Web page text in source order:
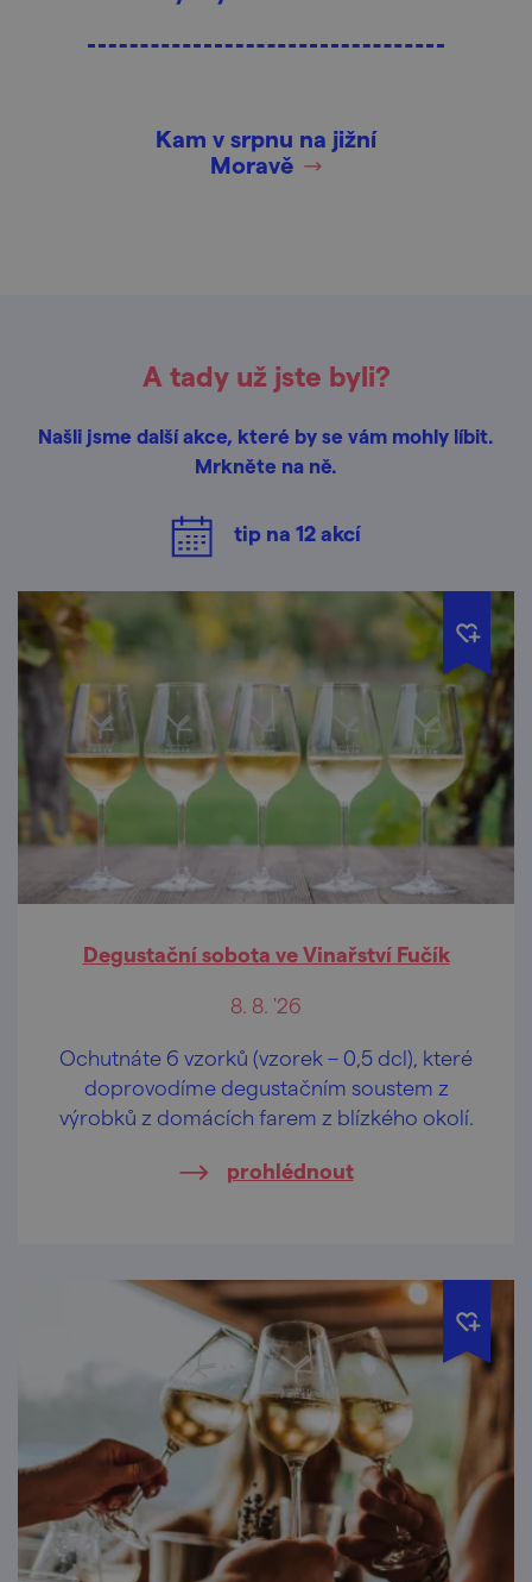
Kam v srpnu na jižní
Moravě
A tady už jste byli?
Našli jsme další akce, které by se vám mohly líbit.
Mrkněte na ně.
tip na 12akcí
Degustační sobota ve Vinařství Fučík
8. 8. '26
Ochutnáte 6 vzorků (vzorek – 0,5 dcl), které
doprovodíme degustačním soustem z
výrobků z domácích farem z blízkého okolí.
prohlédnout